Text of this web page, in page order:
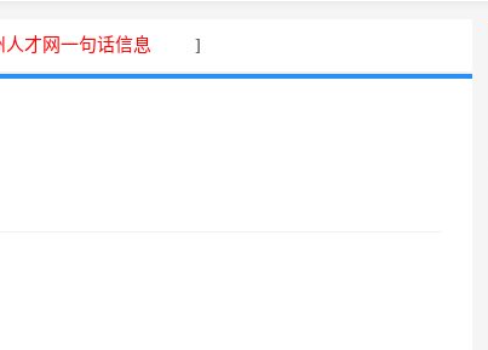
人才网一句话信息 ]